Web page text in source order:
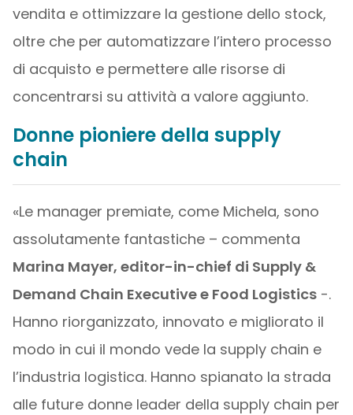
vendita e ottimizzare la gestione dello stock,
oltre che per automatizzare l’intero processo
di acquisto e permettere alle risorse di
concentrarsi su attività a valore aggiunto.
Donne pioniere della supply
chain
«Le manager premiate, come Michela, sono
assolutamente fantastiche – commenta
Marina Mayer, editor-in-chief di Supply &
Demand Chain Executive e Food Logistics-.
Hanno riorganizzato, innovato e migliorato il
modo in cui il mondo vede la supply chain e
l’industria logistica. Hanno spianato la strada
alle future donne leader della supply chain per